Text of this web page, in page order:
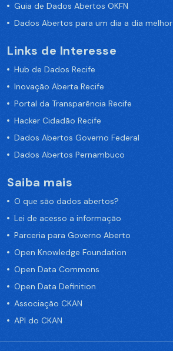
Guia de Dados Abertos OKFN
Dados Abertos para um dia a dia melhor
Links de Interesse
Hub de Dados Recife
Inovação Aberta Recife
Portal da Transparência Recife
Hacker Cidadão Recife
Dados Abertos Governo Federal
Dados Abertos Pernambuco
Saiba mais
O que são dados abertos?
Lei de acesso a informação
Parceria para Governo Aberto
Open Knowledge Foundation
Open Data Commons
Open Data Definition
Associação CKAN
API do CKAN